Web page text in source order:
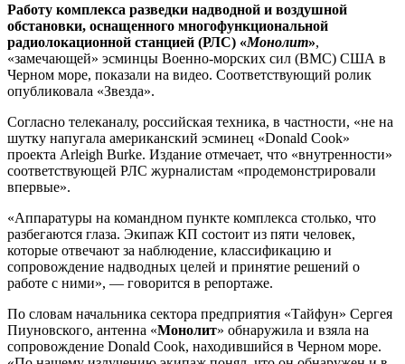
Работу комплекса разведки надводной и воздушной
обстановки, оснащенного многофункциональной
радиолокационной станцией (РЛС) «Монолит»,
«замечающей» эсминцы Военно-морских сил (ВМС) США в
Черном море, показали на видео. Соответствующий ролик
опубликовала «Звезда».
Согласно телеканалу, российская техника, в частности, «не на
шутку напугала американский эсминец «Donald Cook»
проекта Arleigh Burke. Издание отмечает, что «внутренности»
соответствующей РЛС журналистам «продемонстрировали
впервые».
«Аппаратуры на командном пункте комплекса столько, что
разбегаются глаза. Экипаж КП состоит из пяти человек,
которые отвечают за наблюдение, классификацию и
сопровождение надводных целей и принятие решений о
работе с ними», — говорится в репортаже.
По словам начальника сектора предприятия «Тайфун» Сергея
Пиуновского, антенна «Монолит» обнаружила и взяла на
сопровождение Donald Cook, находившийся в Черном море.